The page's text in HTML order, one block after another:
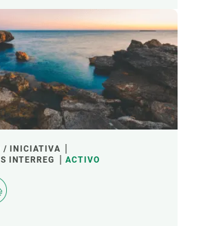
/ INICIATIVA
INTERREG
ACTIVO